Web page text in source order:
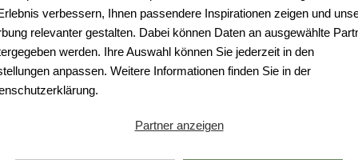
verbessern, Ihnen passendere Inspirationen zeigen und
relevanter gestalten. Dabei können Daten an ausgewählte
werden. Ihre Auswahl können Sie jederzeit in den
anpassen. Weitere Informationen finden Sie in der
Partner anzeigen
Da ist etwas schiefgelaufen.
Leider ist ein technischer Fehler aufgetreten.
Bitte laden Sie die Seite neu.